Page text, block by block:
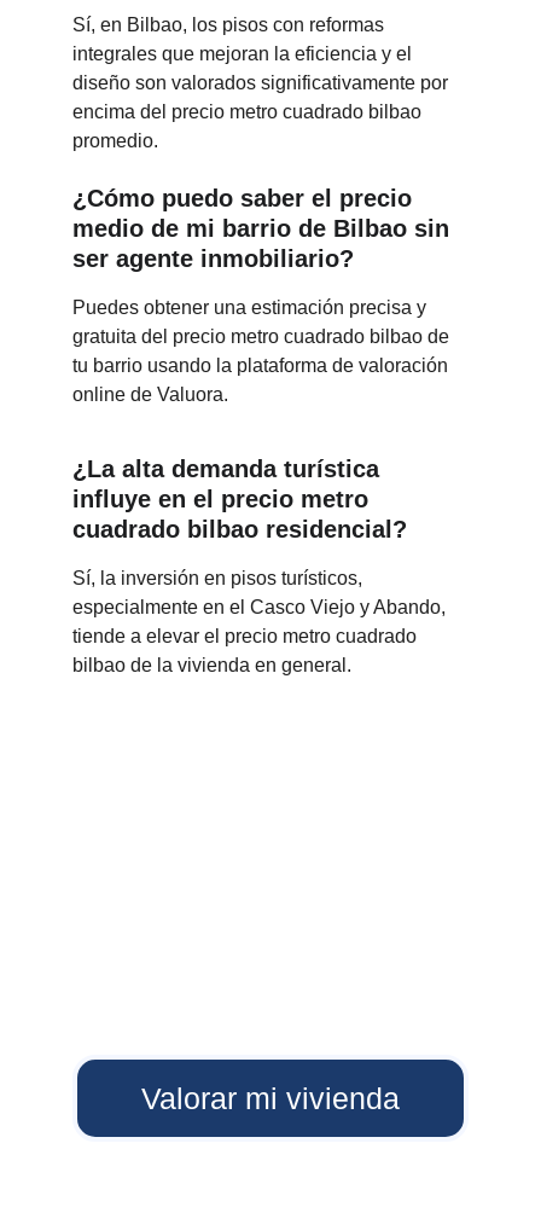
Sí, en Bilbao, los pisos con reformas
integrales que mejoran la eficiencia y el
diseño son valorados significativamente por
encima del precio metro cuadrado bilbao
promedio.
¿Cómo puedo saber el precio
medio de mi barrio de Bilbao sin
ser agente inmobiliario?
Puedes obtener una estimación precisa y
gratuita del precio metro cuadrado bilbao de
tu barrio usando la plataforma de valoración
online de Valuora.
¿La alta demanda turística
influye en el precio metro
cuadrado bilbao residencial?
Sí, la inversión en pisos turísticos,
especialmente en el Casco Viejo y Abando,
tiende a elevar el precio metro cuadrado
bilbao de la vivienda en general.
Valorar mi vivienda